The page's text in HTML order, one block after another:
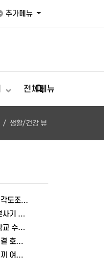
추가메뉴
전체메뉴
생활/건강 뷰
송풍구형 차량용 스마트폰 각도조절 충전거치대 폴드거치대 여바라
청소 샤워기 수전 물청소 분사기 베란다 미니건 욕실 변기 세트 여바라
36키박스 가방 스마트폰 학교 수거함 보관함 케이스 휴대폰 학원 여바라
중간밸브 여바라 커넥터 연결 호스 배관 물호스 원터치 부속 잠금 어댑터
깔깔이 패딩조끼 직장인 조끼 여바라 보온 남녀공용 얇은 패딩 정장 경량